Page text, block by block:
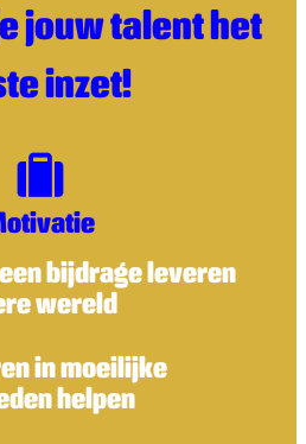
jouw talent het
inzet!
bijdrage leveren
wereld
in moeilijke
helpen